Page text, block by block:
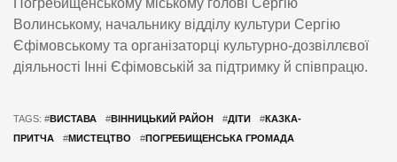
Погребищенському міському голові Сергію
Волинському, начальнику відділу культури Сергію
Єфімовському та організаторці культурно-дозвіллєвої
діяльності Інні Єфімовській за підтримку й співпрацю.
TAGS: #ВИСТАВА #ВІННИЦЬКИЙ РАЙОН #ДІТИ #КАЗКА-
ПРИТЧА
#МИСТЕЦТВО #ПОГРЕБИЩЕНСЬКА ГРОМАДА